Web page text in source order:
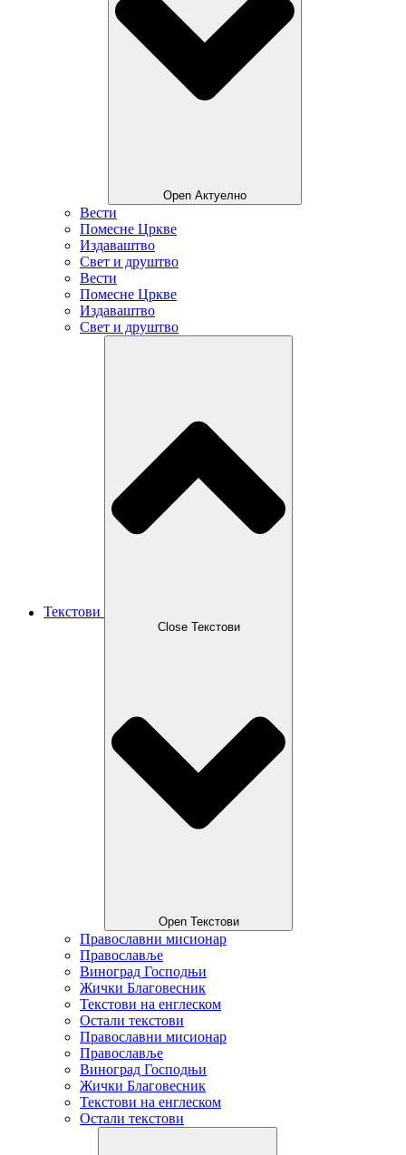
Open Актуелно
Вести
Помесне Цркве
Издаваштво
Свет и друштво
Вести
Помесне Цркве
Издаваштво
Свет и друштво
Текстови
Close Текстови
Open Текстови
Православни мисионар
Православље
Виноград Господњи
Жички Благовесник
Текстови на енглеском
Остали текстови
Православни мисионар
Православље
Виноград Господњи
Жички Благовесник
Текстови на енглеском
Остали текстови